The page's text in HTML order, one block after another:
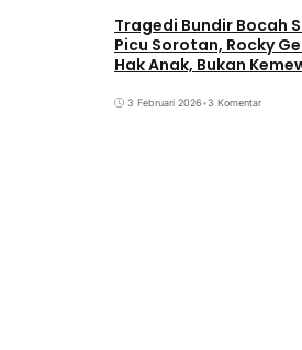
Tragedi Bundir Bocah
Picu Sorotan, Rocky
Hak Anak, Bukan
3 Februari 2026•3 Komentar